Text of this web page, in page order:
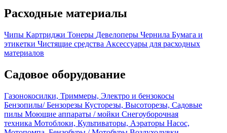
Расходные материалы
Чипы Картриджи Тонеры Девелоперы Чернила Бумага и
этикетки Чистящие средства Аксессуары для расходных
материалов
Садовое оборудование
Газонокосилки, Триммеры, Электро и бензокосы
Бензопилы/ Бензорезы Кусторезы, Высоторезы, Садовые
пилы Моющие аппараты / мойки Снегоуборочная
техника Мотоблоки, Культиваторы, Аэраторы Насос,